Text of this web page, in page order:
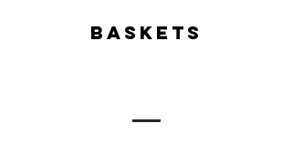
BASKETS